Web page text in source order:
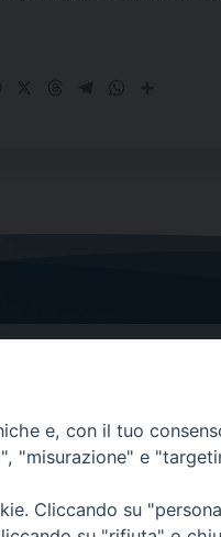
principali
| fax0438
e, con il tuo
"misurazione" e
Cliccando su